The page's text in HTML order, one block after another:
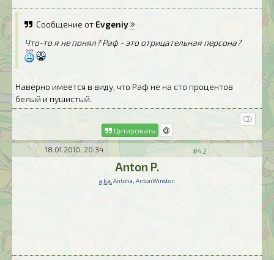
Сообщение от Evgeniy
Что-то я не понял? Раф - это отрицательная персона?
Наверно имеется в виду, что Раф не на сто процентов
белый и пушистый.
Цитировать
18.01.2010, 20:34 #42
Anton P.
a.k.a. Antoha, AntonWinston